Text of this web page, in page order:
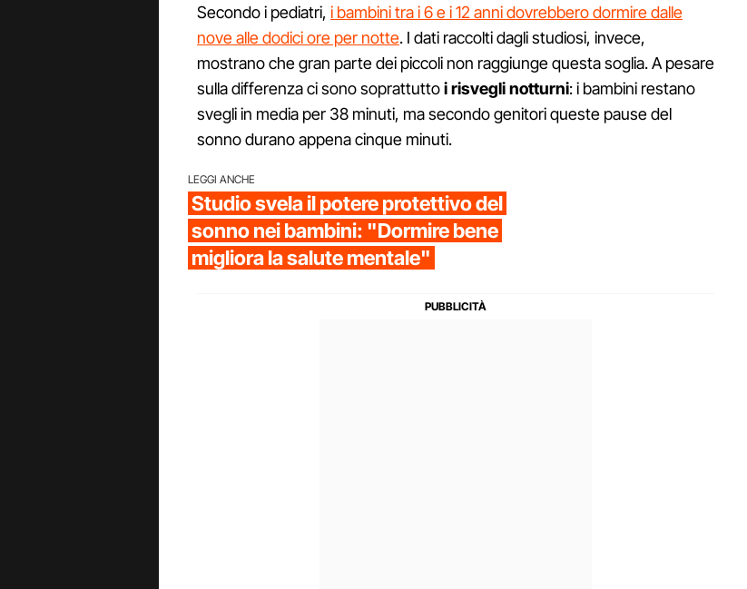
Secondo i pediatri, i bambini tra i 6 e i 12 anni dovrebbero dormire dalle
nove alle dodici ore per notte. I dati raccolti dagli studiosi, invece,
mostrano che gran parte dei piccoli non raggiunge questa soglia. A pesare
sulla differenza ci sono soprattuttoi risvegli notturni: i bambini restano
svegli in media per 38 minuti, ma secondo genitori queste pause del
sonno durano appena cinque minuti.
LEGGI ANCHE
Studio svela il potere protettivo del
sonno nei bambini: "Dormire bene
migliora la salute mentale"